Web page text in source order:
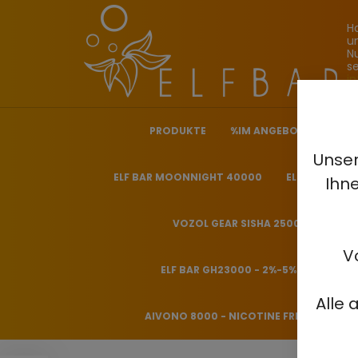
Alle
PRODUKTE %IM ANGEBOT%
ELF BAR MOONNIGHT 40000 ELF BAR
VOZOL GEAR SISHA 25000 - 0.5%
ELF BAR GH23000 - 2%-5%
AIVONO 8000 - NICOTINE FREE 0%